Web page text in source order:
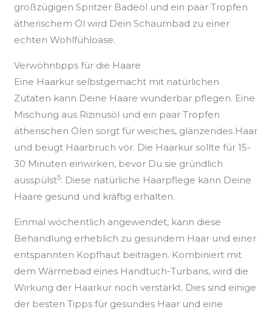
großzügigen Spritzer Badeöl und ein paar Tropfen
ätherischem Öl wird Dein Schaumbad zu einer
echten Wohlfühloase.
Verwöhntipps für die Haare
Eine Haarkur selbstgemacht mit natürlichen
Zutaten kann Deine Haare wunderbar pflegen. Eine
Mischung aus Rizinusöl und ein paar Tropfen
ätherischen Ölen sorgt für weiches, glänzendes Haar
und beugt Haarbruch vor. Die Haarkur sollte für 15-
30 Minuten einwirken, bevor Du sie gründlich
ausspülst5. Diese natürliche Haarpflege kann Deine
Haare gesund und kräftig erhalten.
Einmal wöchentlich angewendet, kann diese
Behandlung erheblich zu gesundem Haar und einer
entspannten Kopfhaut beitragen. Kombiniert mit
dem Wärmebad eines Handtuch-Turbans, wird die
Wirkung der Haarkur noch verstärkt. Dies sind einige
der besten Tipps für gesundes Haar und eine